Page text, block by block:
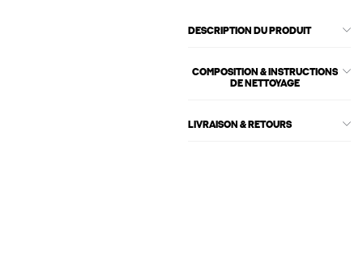
DESCRIPTION DU PRODUIT
COMPOSITION & INSTRUCTIONS
DE NETTOYAGE
LIVRAISON & RETOURS